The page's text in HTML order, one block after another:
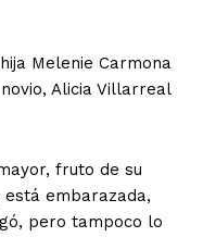
Melenie Carmona
Alicia Villarreal
fruto de su
embarazada,
pero tampoco lo